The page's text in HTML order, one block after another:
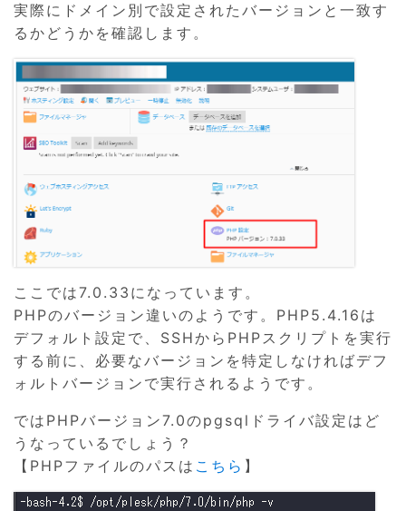
実際にドメイン別で設定されたバージョンと一致す
るかどうかを確認します。
ここでは7.0.33になっています。
PHPのバージョン違いのようです。PHP5.4.16は
デフォルト設定で、SSHからPHPスクリプトを実行
する前に、必要なバージョンを特定しなければデフ
ォルトバージョンで実行されるようです。
ではPHPバージョン7.0のpgsqlドライバ設定はど
うなっているでしょう？
【PHPファイルのパスは こちら 】